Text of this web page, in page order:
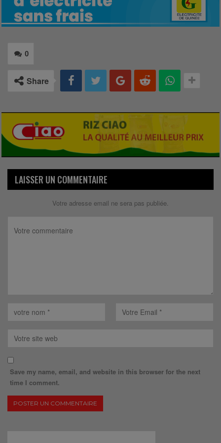
0
Share
LAISSER UN COMMENTAIRE
Votre adresse email ne sera pas publiée.
Save my name, email, and website in this browser for the next
time I comment.